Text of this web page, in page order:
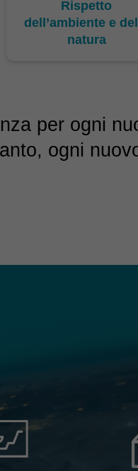
Rispetto
dell’ambiente e
natura
per ogni
ogni